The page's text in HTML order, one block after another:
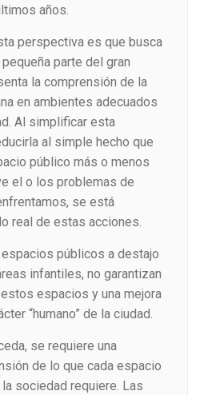
años.
perspectiva es que busca
parte del gran
la comprensión de la
en ambientes adecuados
Al simplificar esta
al simple hecho que
público más o menos
el o los problemas de
se está
real de estas acciones.
públicos a destajo
infantiles, no garantizan
espacios y una mejora
“humano” de la ciudad.
se requiere una
de lo que cada espacio
sociedad requiere. Las